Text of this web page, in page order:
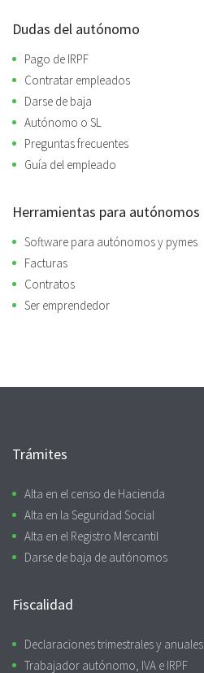
Dudas del autónomo
Pago de IRPF
Contratar empleados
Darse de baja
Autónomo o SL
Preguntas frecuentes
Guía del empleado
Herramientas para autónomos
Software para autónomos y pymes
Facturas
Contratos
Ser emprendedor
Trámites
Alta en el censo de Hacienda
Alta en la Seguridad Social
Alta en el Registro Mercantil
Darse de baja de autónomos
Fiscalidad
Declaraciones trimestrales y anuales
Trabajador autónomo, IVA e IRPF